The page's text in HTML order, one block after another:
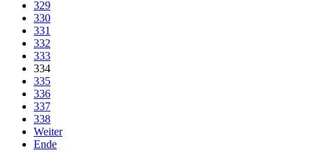
329
330
331
332
333
334
335
336
337
338
Weiter
Ende